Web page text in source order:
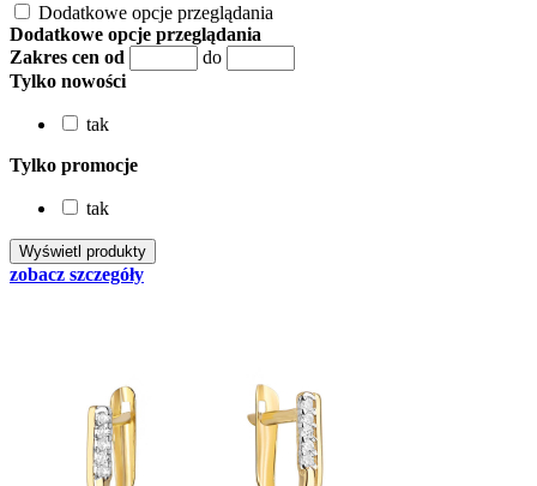
Dodatkowe opcje przeglądania
Dodatkowe opcje przeglądania
Zakres cen od
do
Tylko nowości
tak
Tylko promocje
tak
zobacz szczegóły